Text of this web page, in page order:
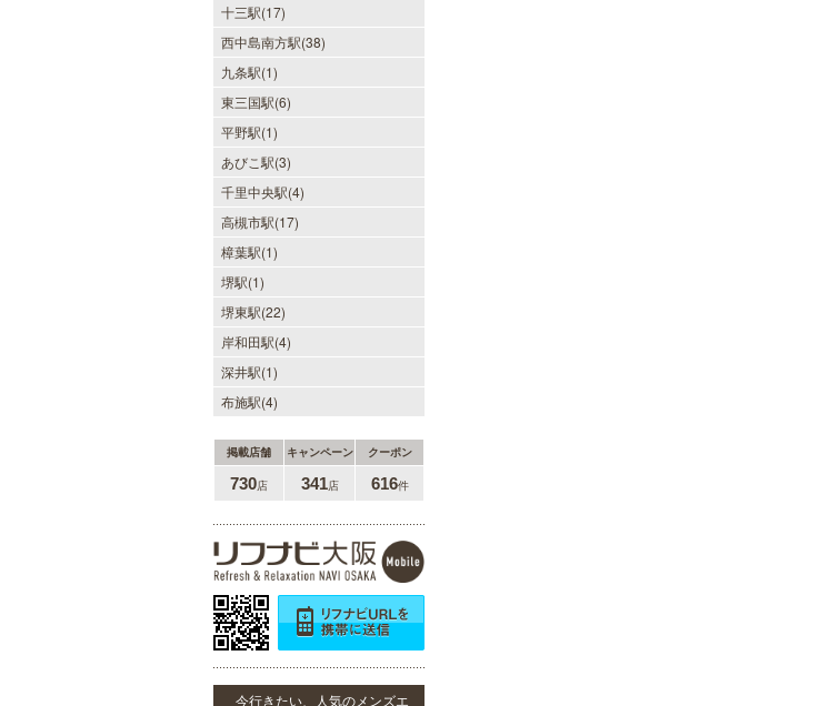
十三駅(17)
西中島南方駅(38)
九条駅(1)
東三国駅(6)
平野駅(1)
あびこ駅(3)
千里中央駅(4)
高槻市駅(17)
樟葉駅(1)
堺駅(1)
堺東駅(22)
岸和田駅(4)
深井駅(1)
布施駅(4)
掲載店舗 キャンペーン クーポン
730店 341店 616件
今行きたい、人気のメンズエ
ヒルガオ
30代40代50代のミセスが日常を忘
フェッショナルに、時に恋人らしく
大人セラピストの魅力を存分に発揮
します。
僕のママスパ
癒しのお部屋で優しいママが、僕を
お待ちしています。実家に帰ったよ
まれて下さい。心身ともの安らぎと
新大阪駅東口徒歩１分！大阪のメン
エス業界の中でも最高クラスのクオ
リティ!!厳選に厳選を重ねたセラピ
ストが何度も何度もトレーニングを
受け実現しました。日々の疲れを解